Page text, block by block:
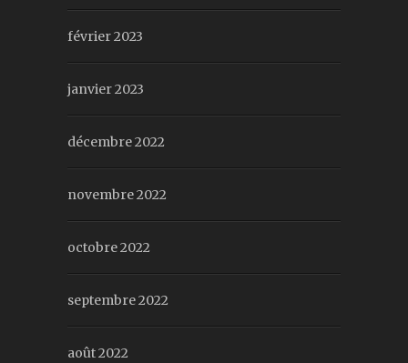
février 2023
janvier 2023
décembre 2022
novembre 2022
octobre 2022
septembre 2022
août 2022